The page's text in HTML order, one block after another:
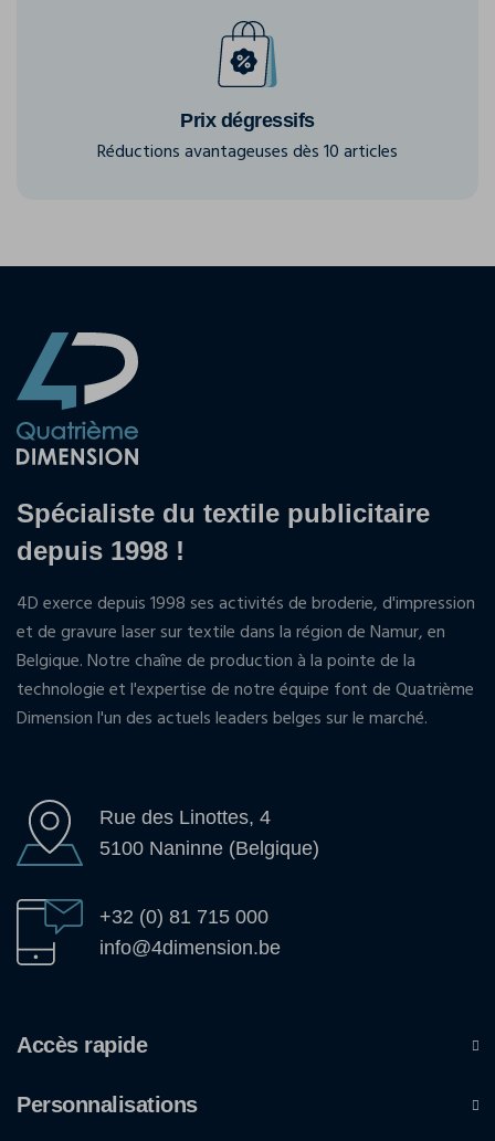
Prix dégressifs
Réductions avantageuses dès 10 articles
Spécialiste du textile publicitaire
depuis 1998 !
4D exerce depuis 1998 ses activités de broderie, d'impression
et de gravure laser sur textile dans la région de Namur, en
Belgique. Notre chaîne de production à la pointe de la
technologie et l'expertise de notre équipe font de Quatrième
Dimension l'un des actuels leaders belges sur le marché.
Rue des Linottes, 4
5100 Naninne (Belgique)
+32 (0) 81 715 000
info@4dimension.be
Accès rapide
Personnalisations